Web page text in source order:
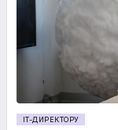
IT-ДИРЕКТОРУ